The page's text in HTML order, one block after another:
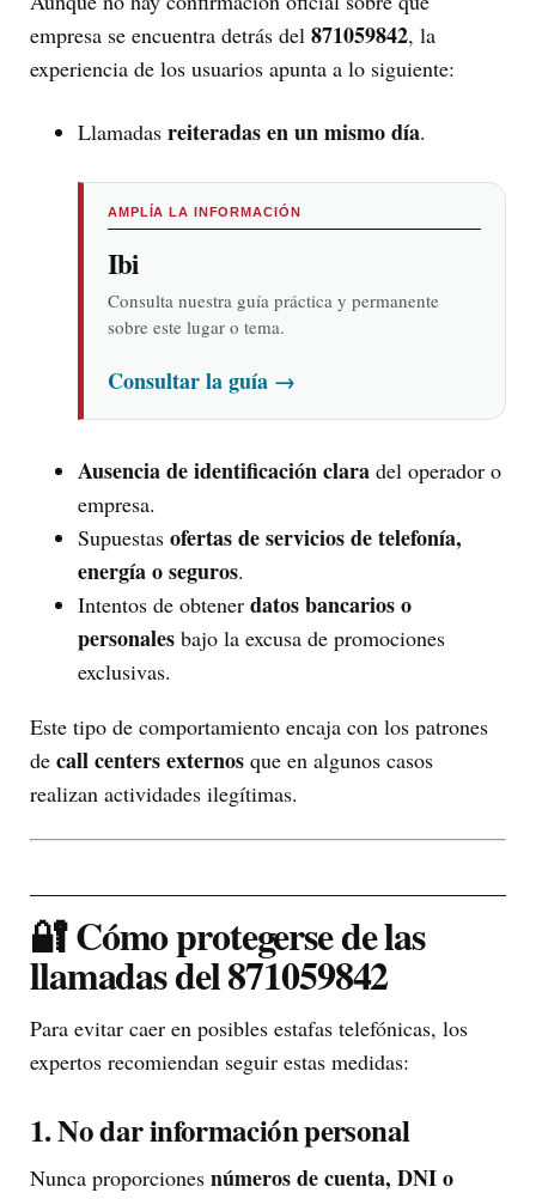
empresa se encuentra detrás del 871059842, la
experiencia de los usuarios apunta a lo siguiente:
Llamadas reiteradas en un mismo día.
AMPLÍA LA INFORMACIÓN
Ibi
Consulta nuestra guía práctica y permanente
sobre este lugar o tema.
Consultar la guía →
Ausencia de identificación clara del operador o
empresa.
Supuestas ofertas de servicios de telefonía,
energía o seguros.
Intentos de obtener datos bancarios o
personales bajo la excusa de promociones
exclusivas.
Este tipo de comportamiento encaja con los patrones
de call centers externos que en algunos casos
realizan actividades ilegítimas.
🔐 Cómo protegerse de las
llamadas del 871059842
Para evitar caer en posibles estafas telefónicas, los
expertos recomiendan seguir estas medidas:
1. No dar información personal
Nunca proporciones números de cuenta, DNI o